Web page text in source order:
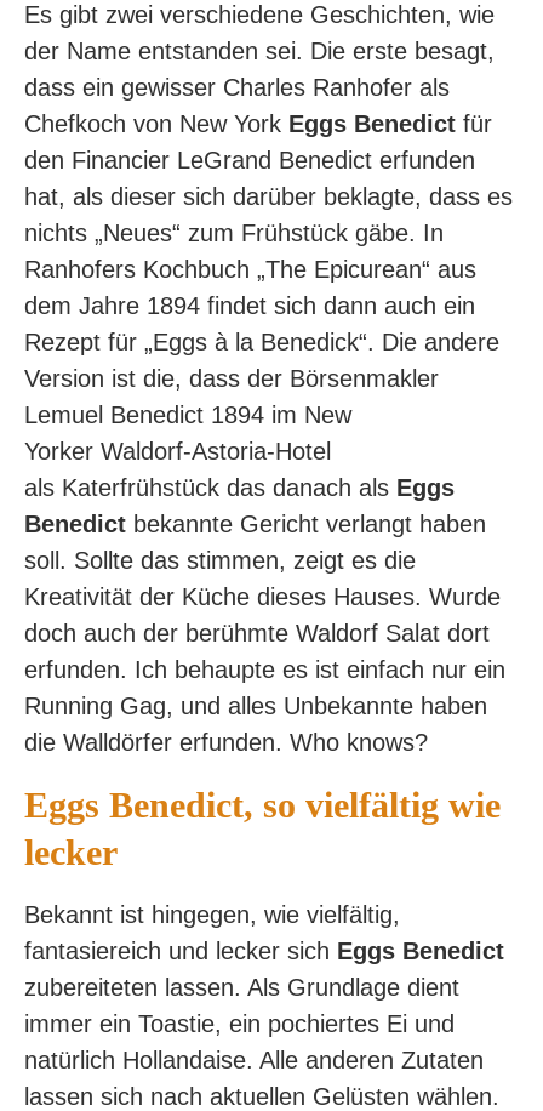
Es gibt zwei verschiedene Geschichten, wie
der Name entstanden sei. Die erste besagt,
dass ein gewisser Charles Ranhofer als
Chefkoch von New York Eggs Benedict für
den Financier LeGrand Benedict erfunden
hat, als dieser sich darüber beklagte, dass es
nichts „Neues“ zum Frühstück gäbe. In
Ranhofers Kochbuch „The Epicurean“ aus
dem Jahre 1894 findet sich dann auch ein
Rezept für „Eggs à la Benedick“. Die andere
Version ist die, dass der Börsenmakler
Lemuel Benedict 1894 im New
Yorker Waldorf-Astoria-Hotel
als Katerfrühstück das danach als Eggs
Benedict bekannte Gericht verlangt haben
soll. Sollte das stimmen, zeigt es die
Kreativität der Küche dieses Hauses. Wurde
doch auch der berühmte Waldorf Salat dort
erfunden. Ich behaupte es ist einfach nur ein
Running Gag, und alles Unbekannte haben
die Walldörfer erfunden. Who knows?
Eggs Benedict, so vielfältig wie
lecker
Bekannt ist hingegen, wie vielfältig,
fantasiereich und lecker sich Eggs Benedict
zubereiteten lassen. Als Grundlage dient
immer ein Toastie, ein pochiertes Ei und
natürlich Hollandaise. Alle anderen Zutaten
lassen sich nach aktuellen Gelüsten wählen.